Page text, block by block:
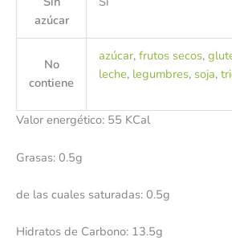
azúcar
No
contiene
azúcar, frutos secos,
leche, legumbres, soja,
Valor energético: 55 KCal
Grasas: 0.5g
de las cuales saturadas: 0.5g
Hidratos de Carbono: 13.5g